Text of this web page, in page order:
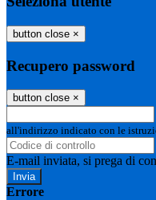
button close ×
Recupero password
button close ×
all'indirizzo indicato con le
E-mail inviata, si prega di
Errore